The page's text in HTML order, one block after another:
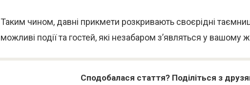
Таким чином, давні прикмети розкривають своєрідні
можливі події та гостей, які незабаром з’являться у вашому
Сподобалася стаття? Поділіться з